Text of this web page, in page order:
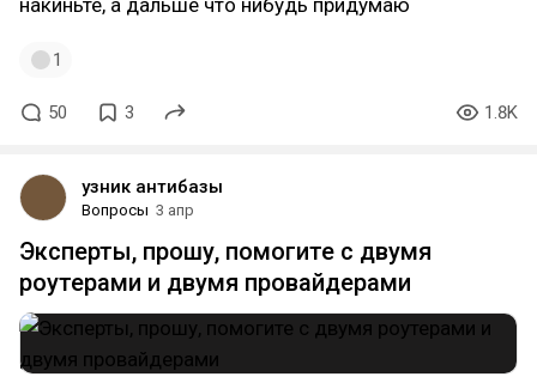
накиньте, а дальше что нибудь придумаю
1
50 3 1.8K
узник антибазы
Вопросы 3 апр
Эксперты, прошу, помогите с двумя
роутерами и двумя провайдерами